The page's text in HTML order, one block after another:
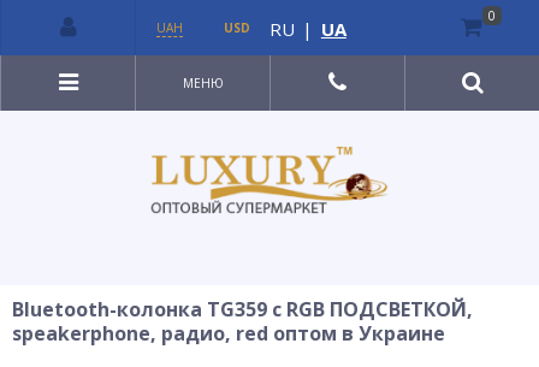
МЕНЮ
Bluetooth-колонка TG359 с RGB ПОДСВЕТКОЙ,
speakerphone, радио, red оптом в Украине
UAH USD RU | UA
0